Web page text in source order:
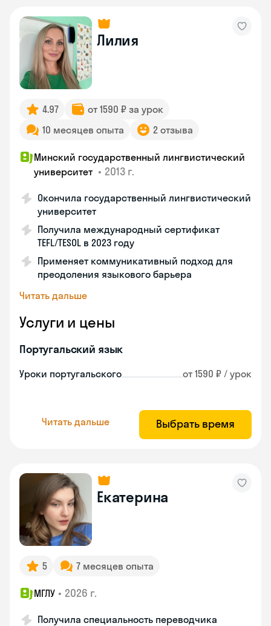
Лилия
4.97
от 1590 ₽ за урок
10 месяцев опыта
2 отзыва
Минский государственный лингвистический
университет • 2013 г.
Окончила государственный лингвистический
университет
Получила международный сертификат
TEFL/TESOL в 2023 году
Применяет коммуникативный подход для
преодоления языкового барьера
Читать дальше
Услуги и цены
Португальский язык
Уроки португальского от 1590 ₽ / урок
Читать дальше Выбрать время
Екатерина
5 7 месяцев опыта
МГЛУ • 2026 г.
Получила специальность переводчика